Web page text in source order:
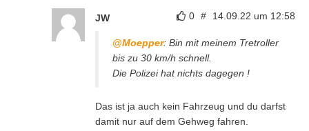
0 # 14.09.22 um 12:58
JW
@Moepper: Bin mit meinem Tretroller
bis zu 30 km/h schnell.
Die Polizei hat nichts dagegen !
Das ist ja auch kein Fahrzeug und du darfst
damit nur auf dem Gehweg fahren.